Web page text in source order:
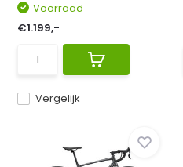
Vergelijk
Voorraad
€1.199,-